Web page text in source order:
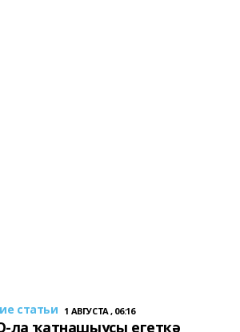
статьи 1 АВГУСТА , 06:16
ла ҡатнашыусы егеткә